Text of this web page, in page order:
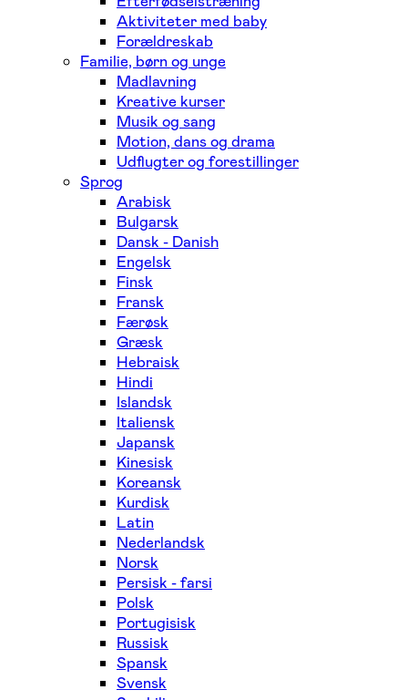
Aktiviteter med baby
Forældreskab
Familie, børn og unge
Madlavning
Kreative kurser
Musik og sang
Motion, dans og drama
Udflugter og forestillinger
Sprog
Arabisk
Bulgarsk
Dansk - Danish
Engelsk
Finsk
Fransk
Færøsk
Græsk
Hebraisk
Hindi
Islandsk
Italiensk
Japansk
Kinesisk
Koreansk
Kurdisk
Latin
Nederlandsk
Norsk
Persisk - farsi
Polsk
Portugisisk
Russisk
Spansk
Svensk